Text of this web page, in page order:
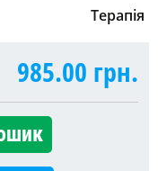
Терапія
985.00 грн.